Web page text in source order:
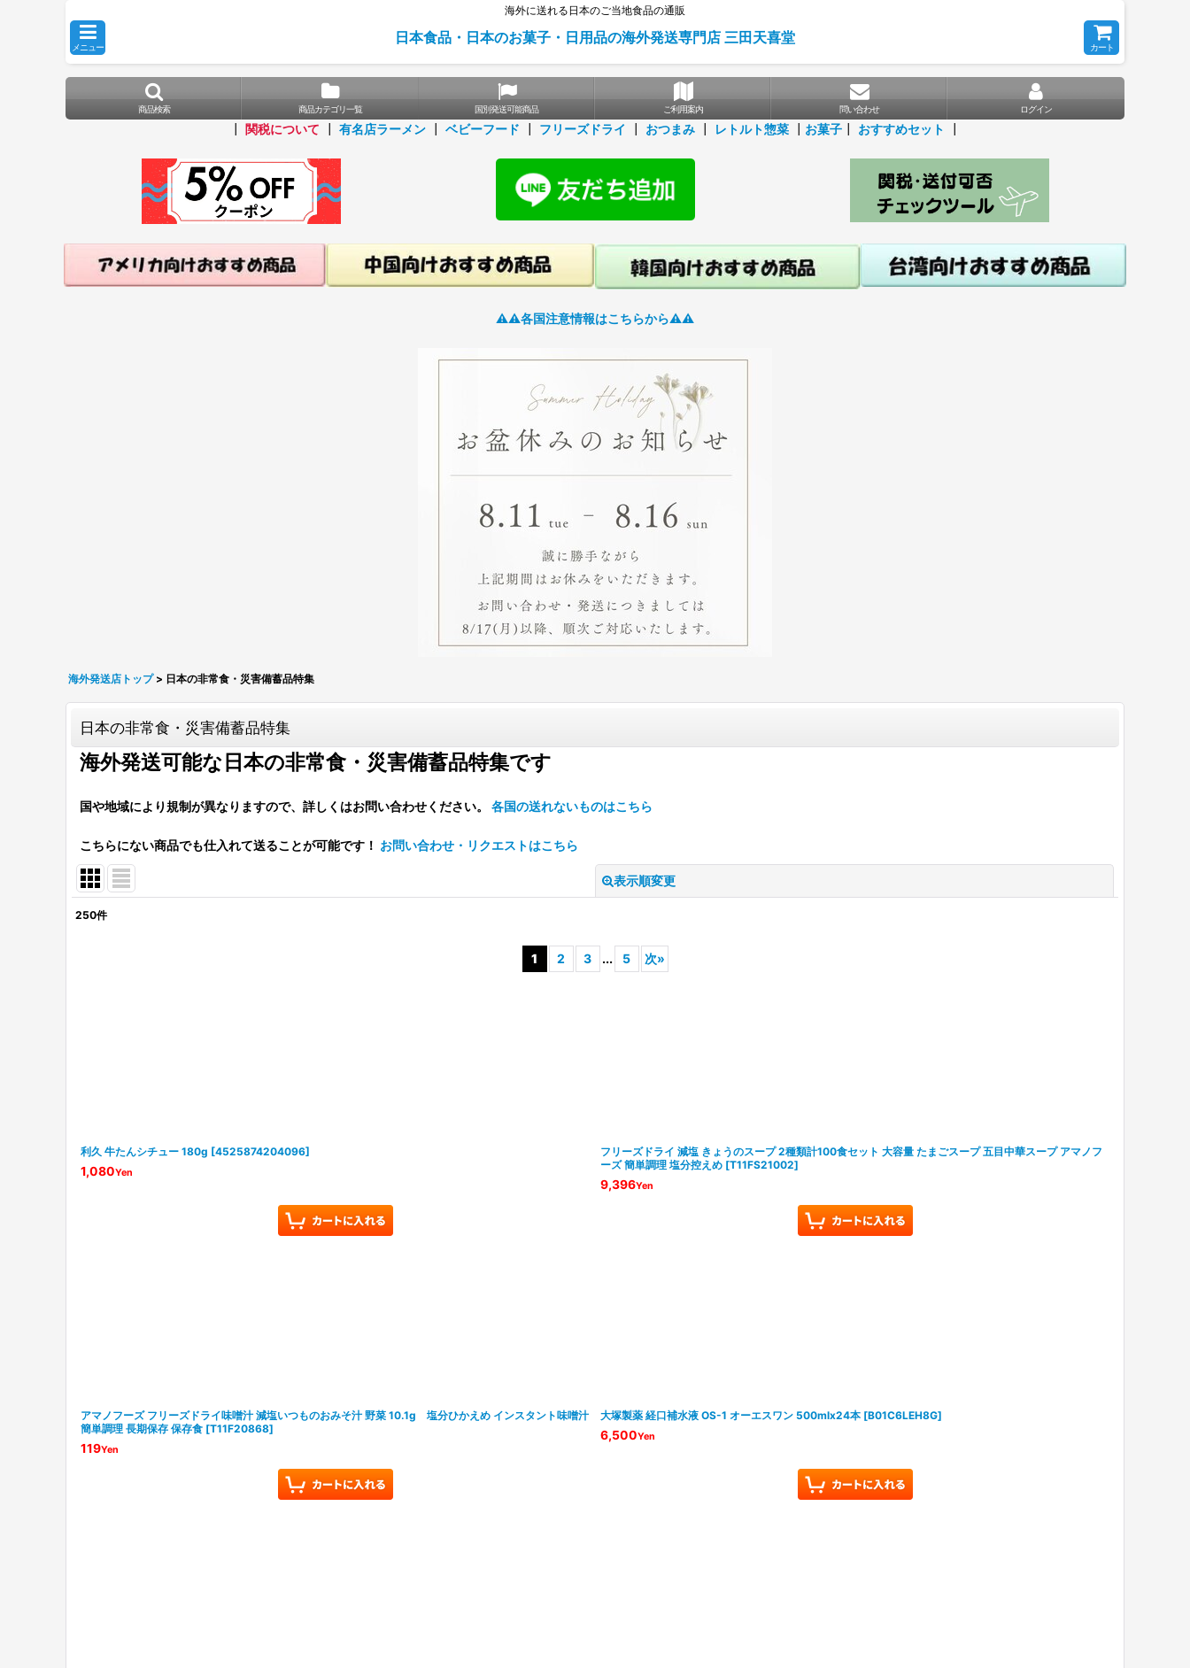
海外に送れる日本のご当地食品の通販
メニュー
日本食品・日本のお菓子・日用品の海外発送専門店 三田天喜堂
カート
商品検索 商品カテゴリ一覧 国別発送可能商品 ご利用案内 問い合わせ ログイン
関税について 有名店ラーメン ベビーフード フリーズドライ おつまみ レトルト惣菜 お菓子 おすすめセット
⚠️⚠️各国注意情報はこちらから⚠️⚠️
海外発送店トップ > 日本の非常食・災害備蓄品特集
日本の非常食・災害備蓄品特集
海外発送可能な日本の非常食・災害備蓄品特集です
国や地域により規制が異なりますので、詳しくはお問い合わせください。 各国の送れないものはこちら
こちらにない商品でも仕入れて送ることが可能です！ お問い合わせ・リクエストはこちら
表示順変更
250件
1 2 3 ... 5 次»
利久 牛たんシチュー 180g [4525874204096]
1,080Yen
フリーズドライ 減塩 きょうのスープ 2種類計100食セット 大容量 たまごスープ 五目中華スープ アマノフ
ーズ 簡単調理 塩分控えめ [T11FS21002]
9,396Yen
アマノフーズ フリーズドライ味噌汁 減塩いつものおみそ汁 野菜 10.1g 塩分ひかえめ インスタント味噌汁
簡単調理 長期保存 保存食 [T11F20868]
119Yen
大塚製薬 経口補水液 OS-1 オーエスワン 500mlx24本 [B01C6LEH8G]
6,500Yen